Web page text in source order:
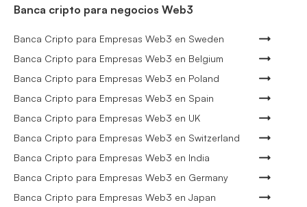
Banca cripto para negocios Web3
Banca Cripto para Empresas Web3 en Sweden
Banca Cripto para Empresas Web3 en Belgium
Banca Cripto para Empresas Web3 en Poland
Banca Cripto para Empresas Web3 en Spain
Banca Cripto para Empresas Web3 en UK
Banca Cripto para Empresas Web3 en Switzerland
Banca Cripto para Empresas Web3 en India
Banca Cripto para Empresas Web3 en Germany
Banca Cripto para Empresas Web3 en Japan